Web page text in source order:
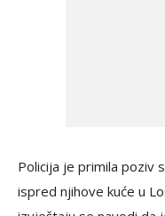
Policija je primila poziv
ispred njihove kuće u